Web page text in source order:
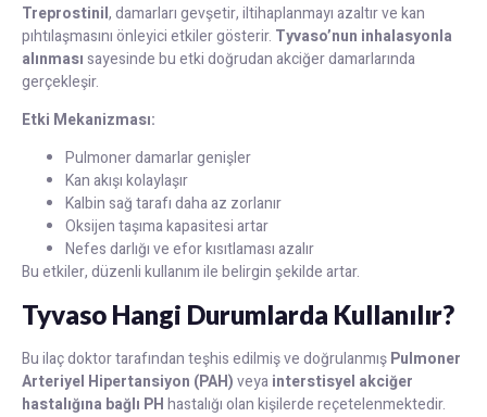
Treprostinil, damarları gevşetir, iltihaplanmayı azaltır ve kan
pıhtılaşmasını önleyici etkiler gösterir. Tyvaso’nun inhalasyonla
alınmasısayesinde bu etki doğrudan akciğer damarlarında
gerçekleşir.
Etki Mekanizması:
Pulmoner damarlar genişler
Kan akışı kolaylaşır
Kalbin sağ tarafı daha az zorlanır
Oksijen taşıma kapasitesi artar
Nefes darlığı ve efor kısıtlaması azalır
Bu etkiler, düzenli kullanım ile belirgin şekilde artar.
Tyvaso Hangi Durumlarda Kullanılır?
Bu ilaç doktor tarafından teşhis edilmiş ve doğrulanmışPulmoner
Arteriyel Hipertansiyon (PAH)veyainterstisyel akciğer
hastalığına bağlı PHhastalığı olan kişilerde reçetelenmektedir.